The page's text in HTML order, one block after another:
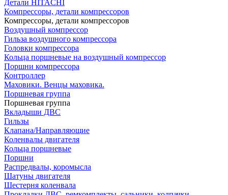
Детали HITACHI
Компрессоры, детали компрессоров
Компрессоры, детали компрессоров
Воздушный компрессор
Гильза воздушного компрессора
Головки компрессора
Кольца поршневые на воздушный компрессор
Поршни компрессора
Контроллер
Маховики. Венцы маховика.
Поршневая группа
Поршневая группа
Вкладыши ДВС
Гильзы
Клапана/Направляющие
Коленвалы двигателя
Кольца поршневые
Поршни
Распредвалы, коромысла
Шатуны двигателя
Шестерня коленвала